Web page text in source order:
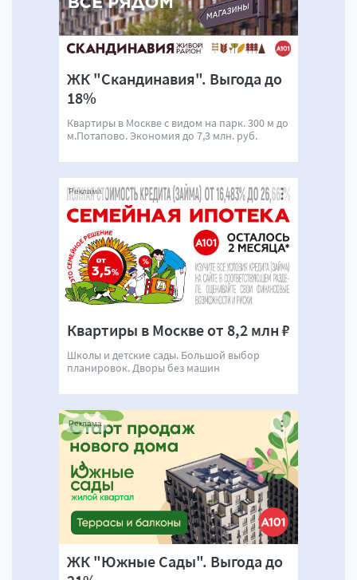
ЖК "Скандинавия". Выгода до
18%
Квартиры в Москве с видом на парк. 300 м до
м.Потапово. Экономия до 7,3 млн. руб.
Квартиры в Москве от 8,2 млн ₽
Школы и детские сады. Большой выбор
планировок. Дворы без машин
Реклама
ЖК "Южные Сады". Выгода до
Реклама